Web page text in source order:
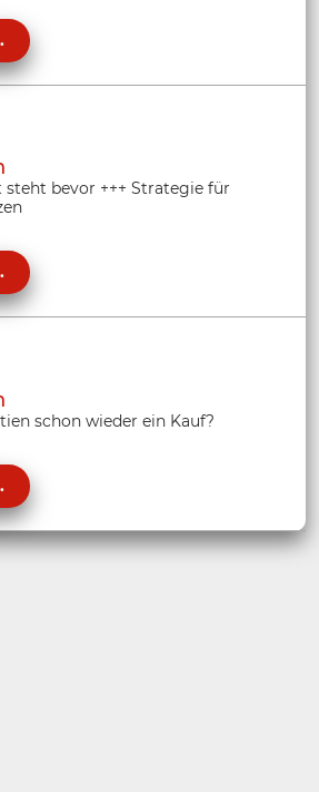
steht bevor +++ Strategie für
schon wieder ein Kauf?